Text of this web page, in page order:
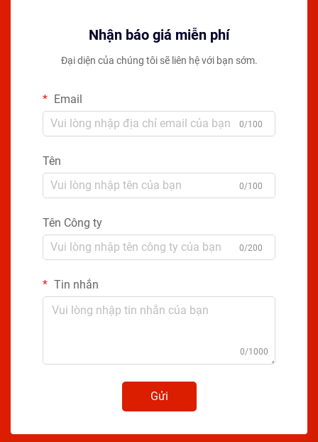
Nhận báo giá miễn phí
Đại diện của chúng tôi sẽ liên hệ với bạn sớm.
Email
0/100
Tên
0/100
Tên Công ty
0/200
Tin nhắn
0/1000
Gửi